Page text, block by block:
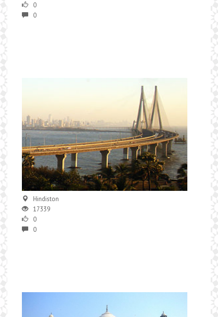
0
0
Hindiston
17339
0
0